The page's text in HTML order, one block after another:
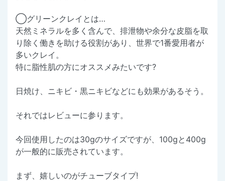
◯グリーンクレイとは…
天然ミネラルを多く含んで、排泄物や余分な皮脂を取
り除く働きを助ける役割があり、世界で1番愛用者が
多いクレイ。
特に脂性肌の方にオススメみたいです?
日焼け、ニキビ・黒ニキビなどにも効果があるそう。
それではレビューに参ります。
今回使用したのは30gのサイズですが、100gと400g
が一般的に販売されています。
まず、嬉しいのがチューブタイプ!